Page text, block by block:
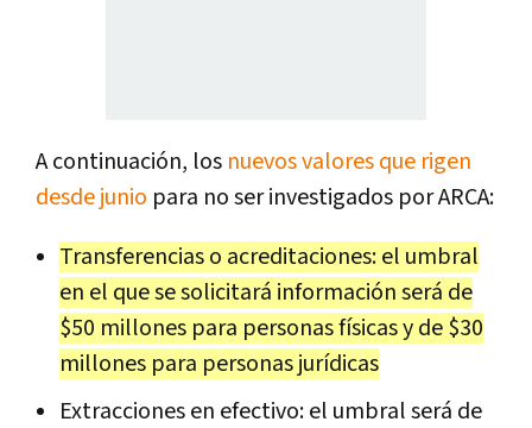
A continuación, los nuevos valores que rigen
desde junio para no ser investigados por ARCA:
Transferencias o acreditaciones: el umbral
en el que se solicitará información será de
$50 millones para personas físicas y de $30
millones para personas jurídicas
Extracciones en efectivo: el umbral será de